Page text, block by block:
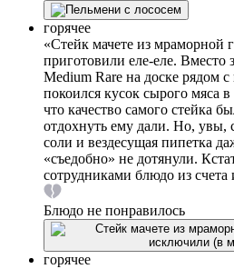
горячее
«Стейк мачете из мраморной
приготовили еле-еле.
Medium Rare на доске рядом
покоился кусок сырого мяса
что качество самого стейка
отдохнуть ему дали. Но, увы,
соли и вездесущая пипетка
«съедобно» не дотянули.
сотрудниками блюдо из счета
Блюдо не понравилось
горячее